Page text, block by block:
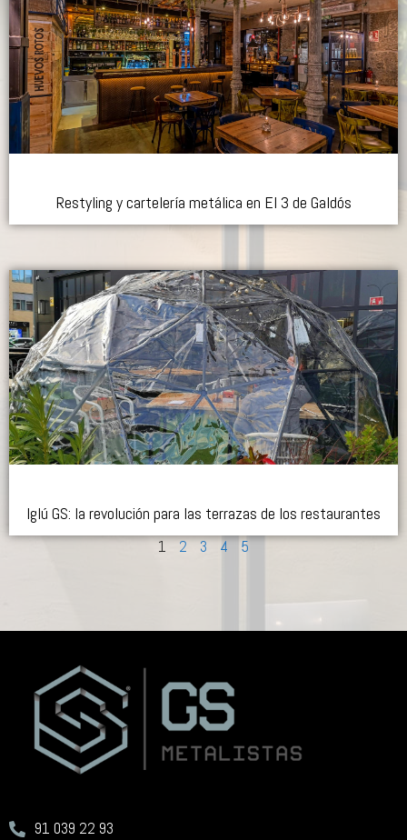
Restyling y cartelería metálica en El 3 de Galdós
Iglú GS: la revolución para las terrazas de los restaurantes
1 2 3 4 5
91 039 22 93